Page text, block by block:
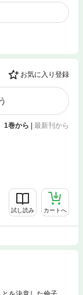
お気に入り登録
1巻から 最新刊から
試し読み カートへ